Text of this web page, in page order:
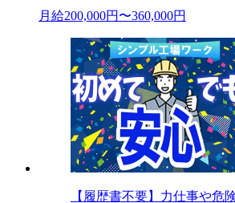
月給200,000円〜360,000円
【履歴書不要】力仕事や危